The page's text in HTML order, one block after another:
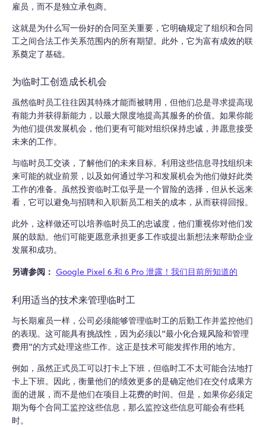
雇员，而不是独立承包商。
这就是为什么写一份好的合同至关重要，它明确规定了组织和合同
工之间合法工作关系范围内的所有期望。此外，它为富有成效的联
系奠定了基础。
为临时工创造成长机会
虽然临时员工往往因其特殊才能而被聘用，但他们总是寻求提高现
有能力并获得新能力，以最大限度地提高其服务的价值。如果你能
为他们提供发展机会，他们更有可能对组织保持忠诚，并愿意接受
未来的工作。
与临时员工交谈，了解他们的未来目标。利用这些信息寻找组织未
来可能的就业前景，以及如何通过学习和发展机会为他们做好此类
工作的准备。虽然投资临时工似乎是一个冒险的选择，但从长远来
看，它可以避免与招聘和入职新员工相关的成本，从而获得回报。
此外，这样做还可以培养临时员工的忠诚度，他们重视你对他们发
展的鼓励。他们可能更愿意承担更多工作或提出新想法来帮助企业
发展和成功。
另请参阅： Google Pixel 6 和 6 Pro 泄露！我们目前所知道的
利用适当的技术来管理临时工
与长期雇员一样，公司必须能够管理临时工的后勤工作并监控他们
的表现。这可能具有挑战性，因为必须以“最小化合规风险和管理
费用”的方式处理这些工作。这正是技术可能发挥作用的地方。
例如，虽然正式员工可以打卡上下班，但临时工不太可能合法地打
卡上下班。因此，衡量他们的绩效更多的是确定他们在交付成果方
面的进展，而不是他们在项目上花费的时间。但是，如果你必须定
期为每个合同工监控这些信息，那么监控这些信息可能会有些耗
时。